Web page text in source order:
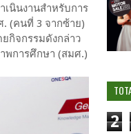
นินงานสำหรับการ
(คนที่ 3 จากซ้าย)
กิจกรรมดังกล่าว
พการศึกษา (สมศ.)
2